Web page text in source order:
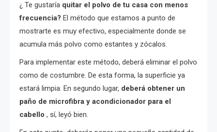
¿ Te gustaría quitar el polvo de tu casa con menos
frecuencia? El método que estamos a punto de
mostrarte es muy efectivo, especialmente donde se
acumula más polvo como estantes y zócalos.
Para implementar este método, deberá eliminar el polvo
como de costumbre. De esta forma, la superficie ya
estará limpia. En segundo lugar, deberá obtener un
paño de microfibra y acondicionador para el
cabello , sí, leyó bien.